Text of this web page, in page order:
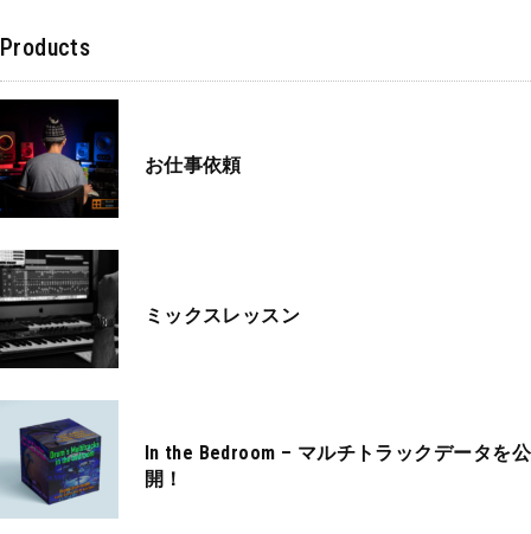
Products
お仕事依頼
ミックスレッスン
In the Bedroom – マルチトラックデータを公
開！